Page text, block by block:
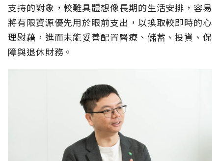
支持的對象，較難具體想像長期的生活安排，容易
將有限資源優先用於眼前支出，以換取較即時的心
理慰藉，進而未能妥善配置醫療、儲蓄、投資、保
障與退休財務。